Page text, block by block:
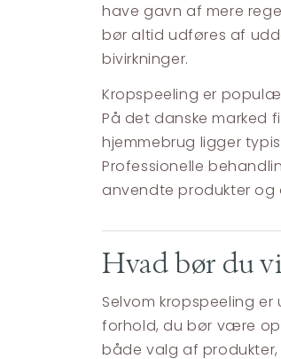
have gavn af mere
bør altid udføres af
bivirkninger.
Kropspeeling er
På det danske marked
hjemmebrug ligger
Professionelle
anvendte produkter og
Hvad bør du
Selvom kropspeeling
forhold, du bør være
både valg af